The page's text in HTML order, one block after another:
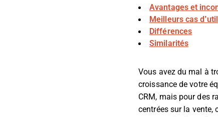
Avantages et
Meilleurs cas
Différences
Similarités
Vous avez du mal à
croissance de votre
CRM, mais pour des
centrées sur la vente,